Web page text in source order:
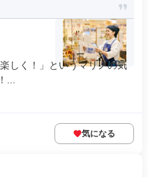
しく！」というマリノの気
...
気になる